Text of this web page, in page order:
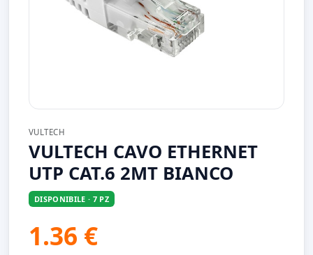
VULTECH
VULTECH CAVO ETHERNET
UTP CAT.6 2MT BIANCO
DISPONIBILE · 7 PZ
1.36 €